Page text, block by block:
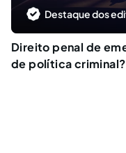
Destaque dos
Direito penal de
de política criminal?